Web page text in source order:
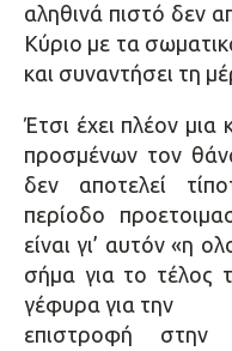
αληθινά πιστό δεν
Κύριο με τα
και συναντήσει τη
Έτσι έχει πλέον μια
προσμένων τον
δεν αποτελεί
περίοδο
είναι γι’ αυτόν «η
σήμα για το τέλος
γέφυρα για την
επιστροφή στην